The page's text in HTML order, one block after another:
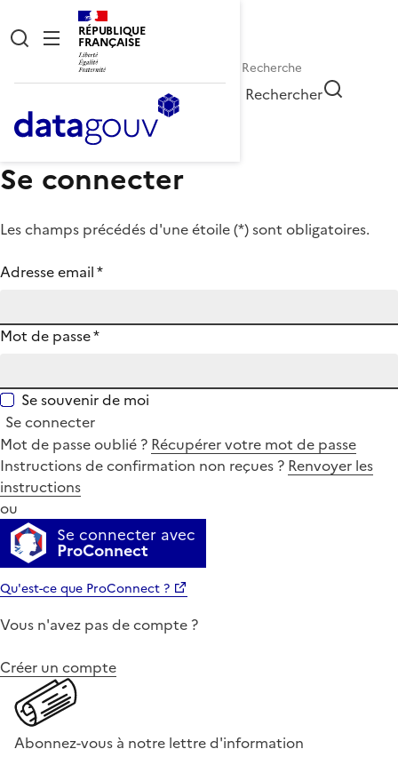
RÉPUBLIQUE
FRANÇAISE
Rechercher
Se connecter
Les champs précédés d'une étoile (*) sont obligatoires.
Adresse email*
Mot de passe*
Se souvenir de moi
Se connecter
Mot de passe oublié ? Récupérer votre mot de passe
Instructions de confirmation non reçues ? Renvoyer les
instructions
ou
Se connecter avec
ProConnect
Qu'est-ce que ProConnect ?
Vous n'avez pas de compte ?
Créer un compte
Abonnez-vous à notre lettre d'information